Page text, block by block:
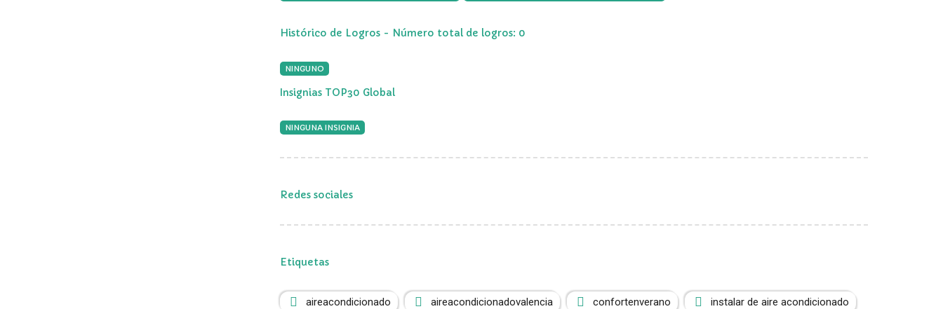
Histórico de Logros - Número total de logros: 0
NINGUNO
Insignias TOP30 Global
NINGUNA INSIGNIA
Redes sociales
Etiquetas
aireacondicionado aireacondicionadovalencia confortenverano instalar de aire acondicionado